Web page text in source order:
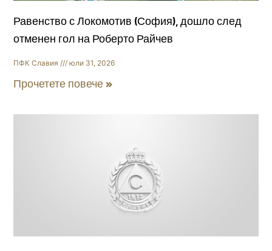
Равенство с Локомотив (София), дошло след
отменен гол на Роберто Райчев
ПФК Славия юли 31, 2026
Прочетете повече »